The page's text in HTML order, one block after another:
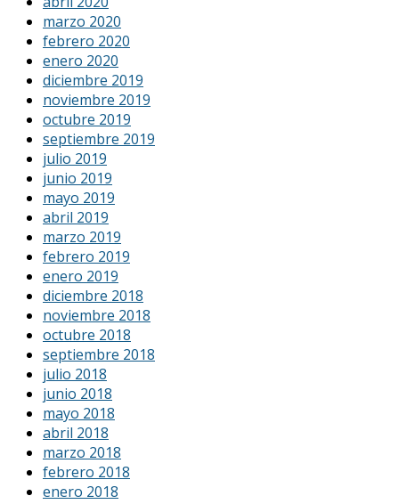
marzo 2020
febrero 2020
enero 2020
diciembre 2019
noviembre 2019
octubre 2019
septiembre 2019
julio 2019
junio 2019
mayo 2019
abril 2019
marzo 2019
febrero 2019
enero 2019
diciembre 2018
noviembre 2018
octubre 2018
septiembre 2018
julio 2018
junio 2018
mayo 2018
abril 2018
marzo 2018
febrero 2018
enero 2018